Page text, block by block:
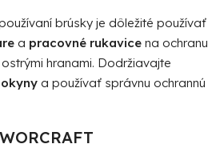
brúsky je dôležité používať
a pracovné rukavice na ochranu
hranami. Dodržiavajte
a používať správnu ochrannú